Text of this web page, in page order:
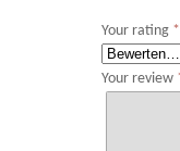
Your rating *
Your review